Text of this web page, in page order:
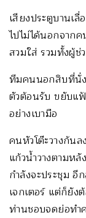
เสียงประตูบานเ
ไปไม่ได้นอกจาก
สวมใส่ รวมทั้งผู้ช่
ทีมคนนอกสิบที่นั่
ตัวต้อนรับ ขยับแฟ้
อย่างเบามือ
คนหัวโต๊ะวางก้น
แก้วน้ำวางตามห
กำลังจะประชุม อี
เจกเตอร์ แต่ก็ยัง
ท่านชอบจดย่อทำ